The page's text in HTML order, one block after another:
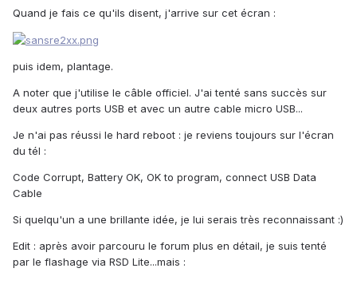
Quand je fais ce qu'ils disent, j'arrive sur cet écran :
puis idem, plantage.
A noter que j'utilise le câble officiel. J'ai tenté sans succès sur
deux autres ports USB et avec un autre cable micro USB...
Je n'ai pas réussi le hard reboot : je reviens toujours sur l'écran
du tél :
Code Corrupt, Battery OK, OK to program, connect USB Data
Cable
Si quelqu'un a une brillante idée, je lui serais très reconnaissant :)
Edit : après avoir parcouru le forum plus en détail, je suis tenté
par le flashage via RSD Lite...mais :